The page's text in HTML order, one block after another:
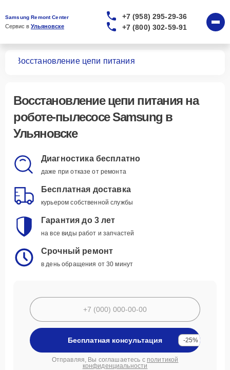
Samsung Remont Center
Сервис в Ульяновске
+7 (958) 295-29-36
+7 (800) 302-59-91
Восстановление цепи питания
Восстановление цепи питания на
роботе-пылесосе Samsung в
Ульяновске
Диагностика бесплатно
даже при отказе от ремонта
Бесплатная доставка
курьером собственной службы
Гарантия до 3 лет
на все виды работ и запчастей
Срочный ремонт
в день обращения от 30 минут
Бесплатная консультация -25%
Отправляя, Вы соглашаетесь с политикой
конфиденциальности